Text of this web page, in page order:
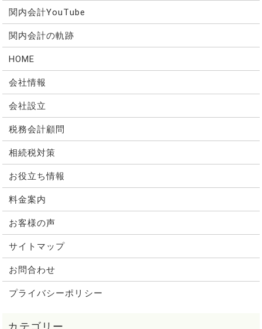
関内会計YouTube
関内会計の軌跡
HOME
会社情報
会社設立
税務会計顧問
相続税対策
お役立ち情報
料金案内
お客様の声
サイトマップ
お問合わせ
プライバシーポリシー